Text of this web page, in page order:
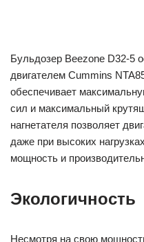
Бульдозер Beezone D32-
двигателем Cummins
обеспечивает
сил и максимальный
нагнетателя позволяет
даже при высоких
мощность и
Экологичность
Несмотря на свою